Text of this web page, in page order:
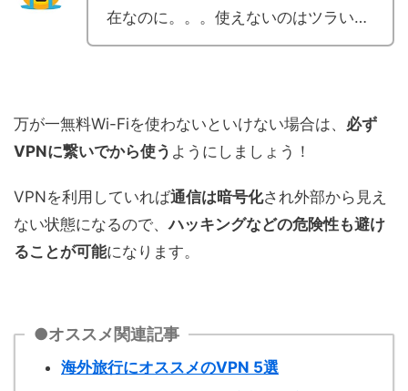
在なのに。。。使えないのはツラい…
万が一無料Wi-Fiを使わないといけない場合は、 必ず
VPNに繋いでから使う ようにしましょう！
VPNを利用していれば通信は暗号化され外部から見え
ない状態になるので、ハッキングなどの危険性も避け
ることが可能になります。
●オススメ関連記事
海外旅行にオススメのVPN 5選